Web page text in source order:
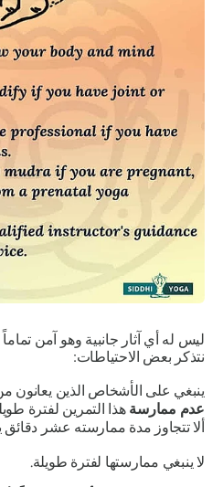
ليس له أي آثار جانبية وهو آمن تماماً
نتذكر بعض الاحتياطات:
ينبغي على الأشخاص الذين يعانون من
عدم ممارسةهذا التمرين لفترة
ألا تتجاوز مدة ممارسته عشر دقائق
لا ينبغي ممارستها لفترة طويلة.